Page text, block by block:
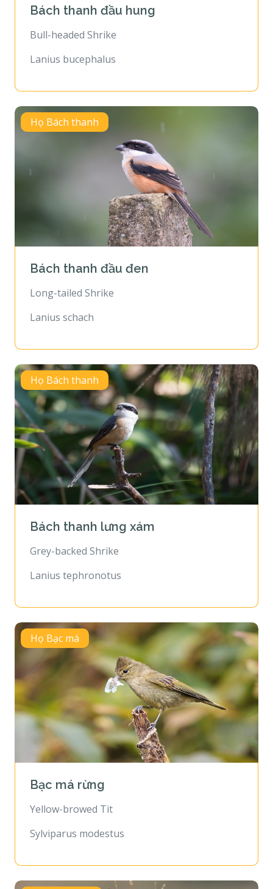
Bách thanh đầu hung
Bull-headed Shrike
Lanius bucephalus
Họ Bách thanh
Bách thanh đầu đen
Long-tailed Shrike
Lanius schach
Họ Bách thanh
Bách thanh lưng xám
Grey-backed Shrike
Lanius tephronotus
Họ Bạc má
Bạc má rừng
Yellow-browed Tit
Sylviparus modestus